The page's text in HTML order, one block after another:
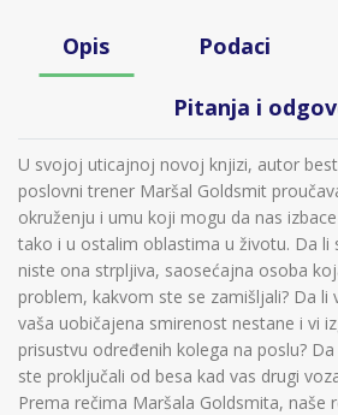
Opis Podaci
Pitanja i
U svojoj uticajnoj novoj knjizi, autor
poslovni trener Maršal Goldsmit
okruženju i umu koji mogu da nas
tako i u ostalim oblastima u životu. Da li
niste ona strpljiva, saosećajna osoba
problem, kakvom ste se zamišljali? Da li
vaša uobičajena smirenost nestane i vi
prisustvu određenih kolega na poslu?
ste proključali od besa kad vas drugi
Prema rečima Maršala Goldsmita, naše